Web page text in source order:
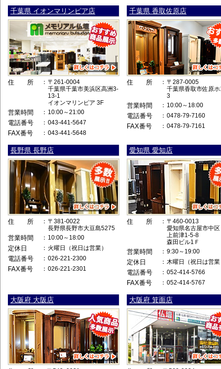
千葉県 イオンマリンピア店
住 所 ： 〒261-0004
千葉県千葉市美浜区高洲3-
13-1
イオンマリンピア 3F
営業時間 ： 10:00～21:00
電話番号 ： 043-441-5647
FAX番号 ： 043-441-5648
千葉県 香取佐原店
住 所 ： 〒287-0005
千葉県香取市佐原
3
営業時間 ： 10:00～18:00
電話番号 ： 0478-79-7160
FAX番号 ： 0478-79-7161
長野県 長野店
住 所 ： 〒381-0022
長野県長野市大豆島5275
営業時間 ： 10:00～18:00
定休日 ： 火曜日（祝日は営業）
電話番号 ： 026-221-2300
FAX番号 ： 026-221-2301
愛知県 愛知店
住 所 ： 〒460-0013
愛知県名古屋市中区
上前津1-5-8
森田ビル1Ｆ
営業時間 ： 9:30～19:00
定休日 ： 木曜日（祝日は営
電話番号 ： 052-414-5766
FAX番号 ： 052-414-5767
大阪府 大阪店 大阪府 箕面店